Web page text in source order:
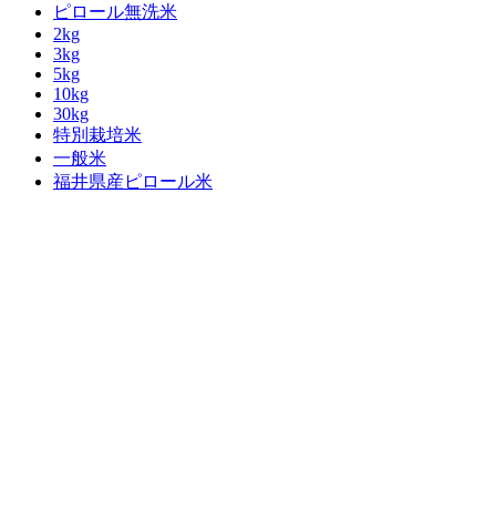
ピロール無洗米
2kg
3kg
5kg
10kg
30kg
特別栽培米
一般米
福井県産ピロール米